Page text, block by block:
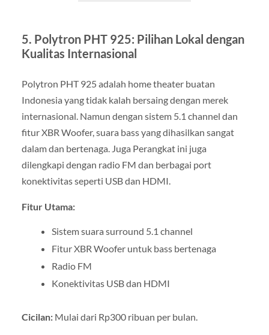
5. Polytron PHT 925: Pilihan Lokal dengan
Kualitas Internasional
Polytron PHT 925 adalah home theater buatan
Indonesia yang tidak kalah bersaing dengan merek
internasional. Namun dengan sistem 5.1 channel dan
fitur XBR Woofer, suara bass yang dihasilkan sangat
dalam dan bertenaga. Juga Perangkat ini juga
dilengkapi dengan radio FM dan berbagai port
konektivitas seperti USB dan HDMI.
Fitur Utama:
Sistem suara surround 5.1 channel
Fitur XBR Woofer untuk bass bertenaga
Radio FM
Konektivitas USB dan HDMI
Cicilan:Mulai dari Rp300 ribuan per bulan.